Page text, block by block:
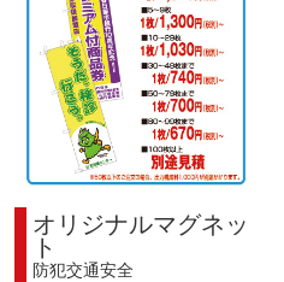
オリジナルマグネッ
ト
防犯交通安全